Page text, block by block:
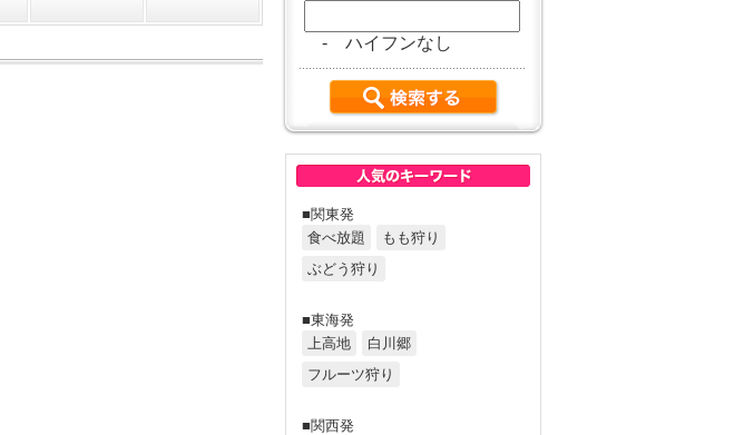
- ハイフンなし
■関東発
食べ放題
もも狩り
ぶどう狩り
■東海発
上高地
白川郷
フルーツ狩り
■関西発